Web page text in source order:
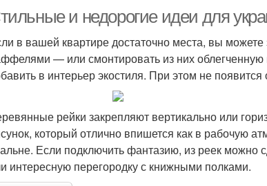
и недорогие идеи для
в вашей квартире достаточно места, вы
— или смонтировать из них
в интерьер экостиля. При этом не
рейки закрепляют вертикально или
который отлично впишется как в рабочую
Если подключить фантазию, из реек можно
интересную перегородку с книжными полками.